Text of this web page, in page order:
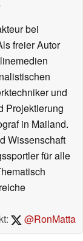
bei
freier Autor
und
Projektierung
in Mailand.
Wissenschaft
für alle
@RonMatta